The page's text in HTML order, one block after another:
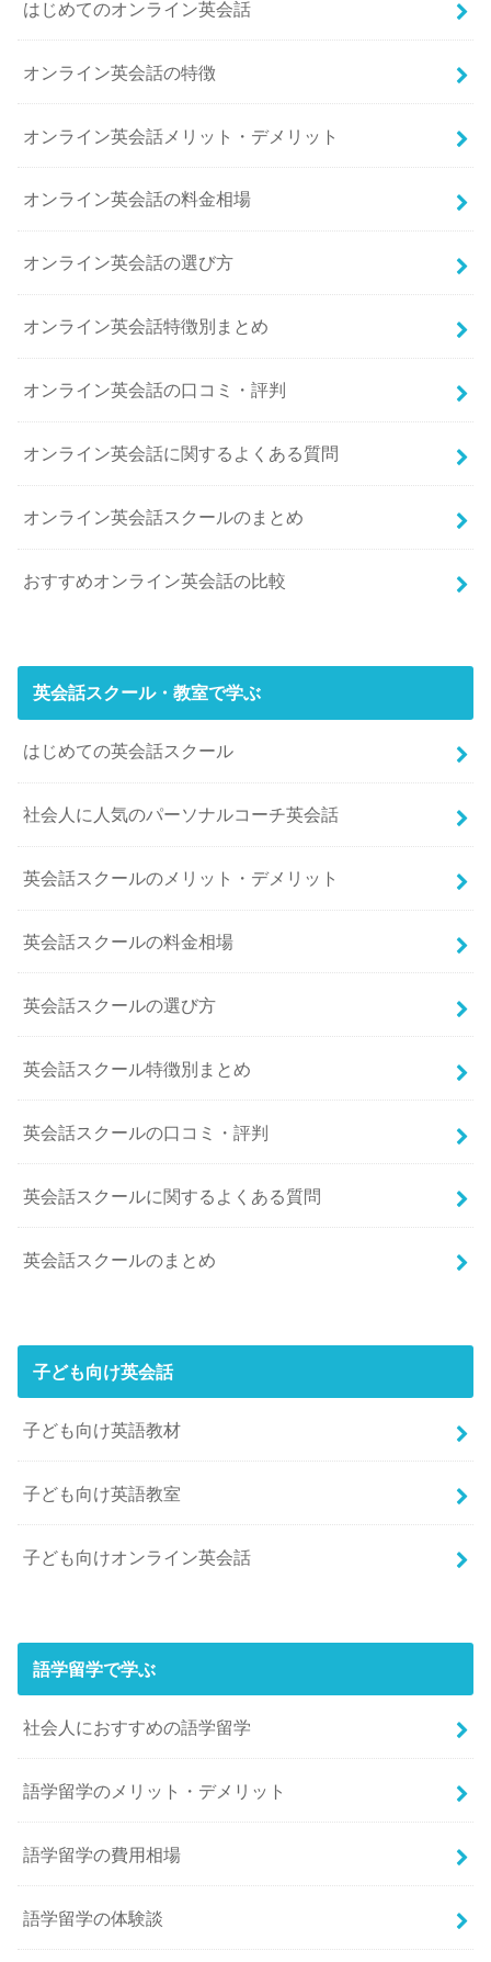
はじめてのオンライン英会話
オンライン英会話の特徴
オンライン英会話メリット・デメリット
オンライン英会話の料金相場
オンライン英会話の選び方
オンライン英会話特徴別まとめ
オンライン英会話の口コミ・評判
オンライン英会話に関するよくある質問
オンライン英会話スクールのまとめ
おすすめオンライン英会話の比較
英会話スクール・教室で学ぶ
はじめての英会話スクール
社会人に人気のパーソナルコーチ英会話
英会話スクールのメリット・デメリット
英会話スクールの料金相場
英会話スクールの選び方
英会話スクール特徴別まとめ
英会話スクールの口コミ・評判
英会話スクールに関するよくある質問
英会話スクールのまとめ
子ども向け英会話
子ども向け英語教材
子ども向け英語教室
子ども向けオンライン英会話
語学留学で学ぶ
社会人におすすめの語学留学
語学留学のメリット・デメリット
語学留学の費用相場
語学留学の体験談